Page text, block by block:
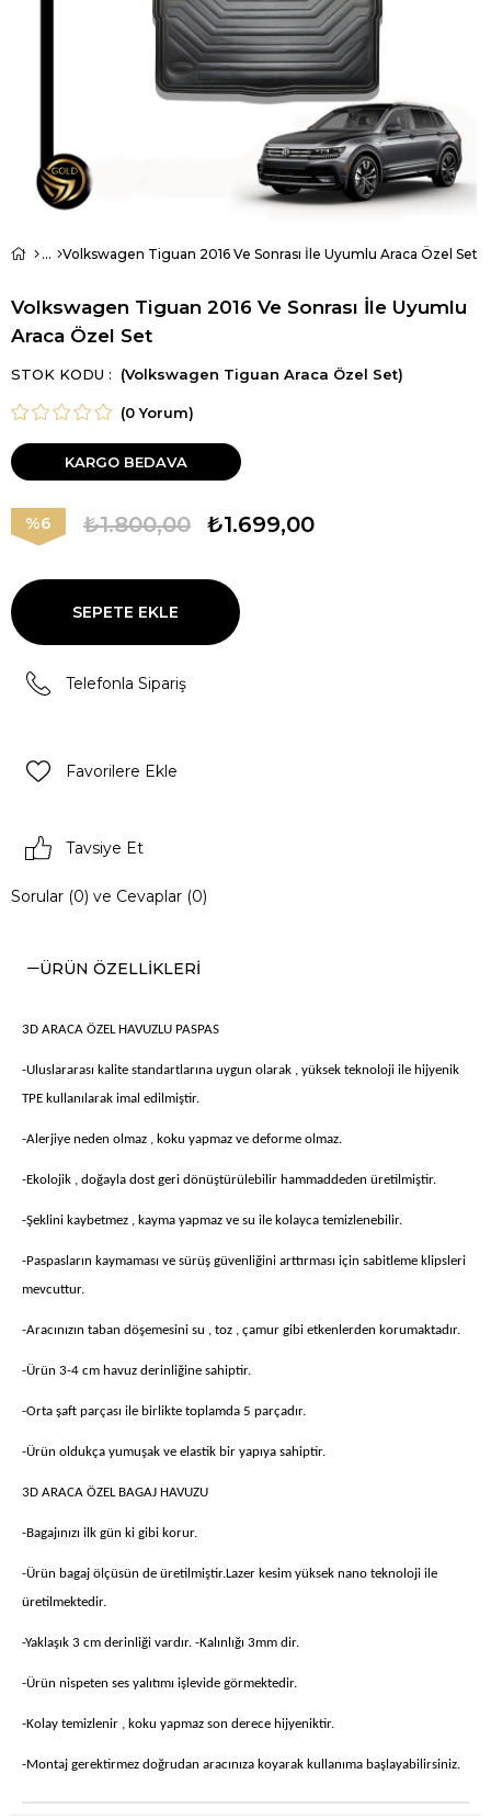
Volkswagen Tiguan 2016 Ve Sonrası İle Uyumlu Araca Özel Set
Volkswagen Tiguan 2016 Ve Sonrası İle Uyumlu
Araca Özel Set
STOK KODU (Volkswagen Tiguan Araca Özel Set)
(0 Yorum)
KARGO BEDAVA
6 ₺1.800,00 ₺1.699,00
Telefonla Sipariş
Favorilere Ekle
Tavsiye Et
Sorular (0) ve Cevaplar (0)
ÜRÜN ÖZELLIKLERI
3D ARACA ÖZEL HAVUZLU PASPAS
-Uluslararası kalite standartlarına uygun olarak , yüksek teknoloji ile hijyenik
TPE kullanılarak imal edilmiştir.
-Alerjiye neden olmaz , koku yapmaz ve deforme olmaz.
-Ekolojik , doğayla dost geri dönüştürülebilir hammaddeden üretilmiştir.
-Şeklini kaybetmez , kayma yapmaz ve su ile kolayca temizlenebilir.
-Paspasların kaymaması ve sürüş güvenliğini arttırması için sabitleme klipsleri
mevcuttur.
-Aracınızın taban döşemesini su , toz , çamur gibi etkenlerden korumaktadır.
-Ürün 3-4 cm havuz derinliğine sahiptir.
-Orta şaft parçası ile birlikte toplamda 5 parçadır.
-Ürün oldukça yumuşak ve elastik bir yapıya sahiptir.
3D ARACA ÖZEL BAGAJ HAVUZU
-Bagajınızı ilk gün ki gibi korur.
-Ürün bagaj ölçüsün de üretilmiştir.Lazer kesim yüksek nano teknoloji ile
üretilmektedir.
-Yaklaşık 3 cm derinliği vardır. -Kalınlığı 3mm dir.
-Ürün nispeten ses yalıtımı işlevide görmektedir.
-Kolay temizlenir , koku yapmaz son derece hijyeniktir.
-Montaj gerektirmez doğrudan aracınıza koyarak kullanıma başlayabilirsiniz.